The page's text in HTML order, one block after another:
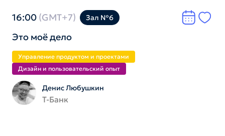
16:00 (GMT+7) Зал №6
Это моё дело
Управление продуктом и проектами
Дизайн и пользователь­ский опыт
Денис Любушкин
Т-Банк